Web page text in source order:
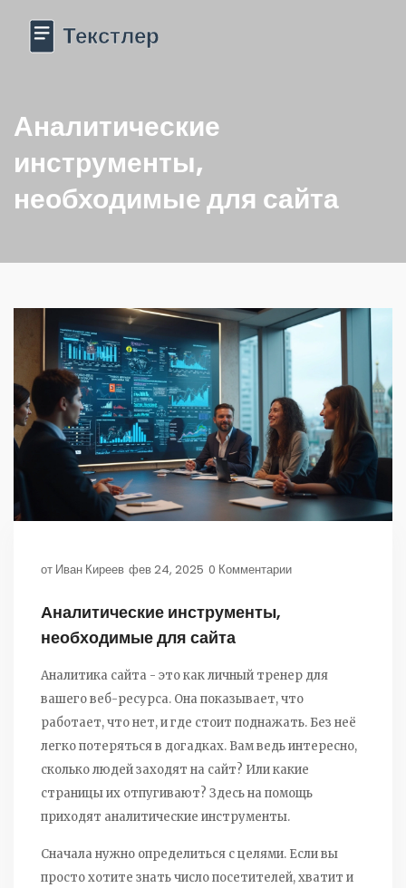
Аналитические
инструменты,
необходимые для сайта
от Иван Киреев фев 24, 2025 0 Комментарии
Аналитические инструменты,
необходимые для сайта
Аналитика сайта - это как личный тренер для
вашего веб-ресурса. Она показывает, что
работает, что нет, и где стоит поднажать. Без неё
легко потеряться в догадках. Вам ведь интересно,
сколько людей заходят на сайт? Или какие
страницы их отпугивают? Здесь на помощь
приходят аналитические инструменты.
Сначала нужно определиться с целями. Если вы
просто хотите знать число посетителей, хватит и